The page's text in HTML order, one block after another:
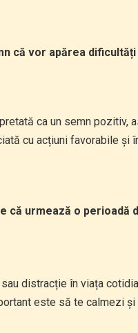
că vor apărea
ca un semn pozitiv,
cu acțiuni favorabile și
că urmează o perioadă
distracție în viața
este să te calmezi